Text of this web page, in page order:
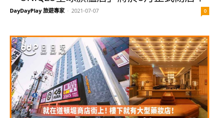
DayDayPlay 旅遊專家 - 2021-07-07 0